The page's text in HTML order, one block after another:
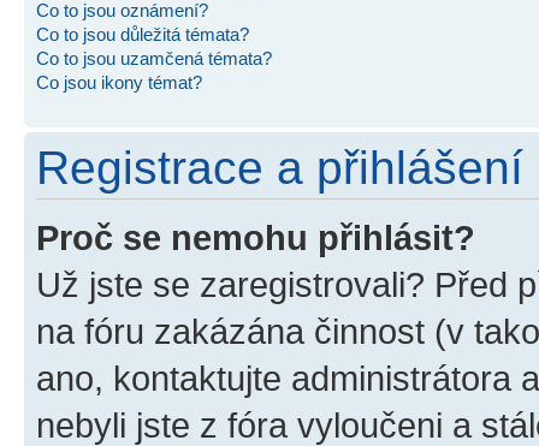
Co to jsou oznámení?
Co to jsou důležitá témata?
Co to jsou uzamčená témata?
Co jsou ikony témat?
Registrace a přihlášení
Proč se nemohu přihlásit?
Už jste se zaregistrovali? Před
na fóru zakázána činnost (v
ano, kontaktujte administrátora
nebyli jste z fóra vyloučeni a